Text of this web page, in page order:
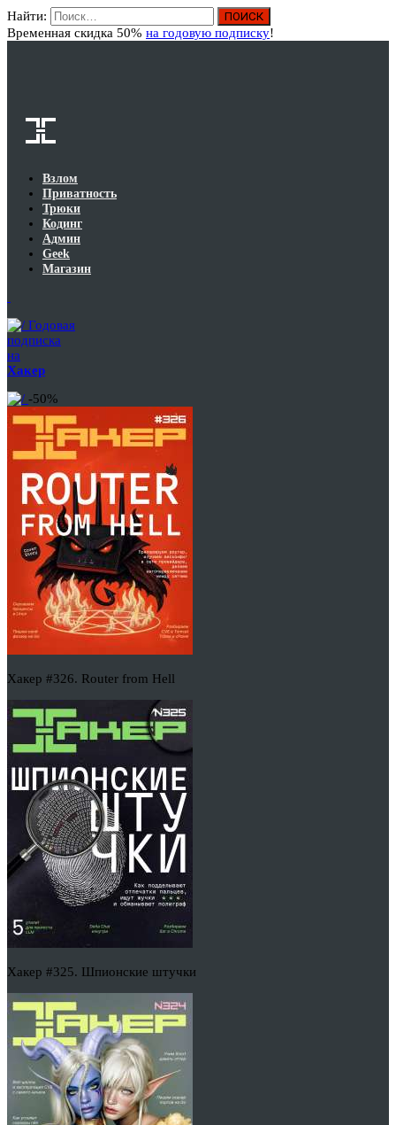
Найти:
Временная скидка 50% на годовую подписку!
Взлом
Приватность
Трюки
Кодинг
Админ
Geek
Магазин
Годовая
подписка
на
Хакер
-50%
Хакер #326. Router from Hell
Хакер #325. Шпионские штучки